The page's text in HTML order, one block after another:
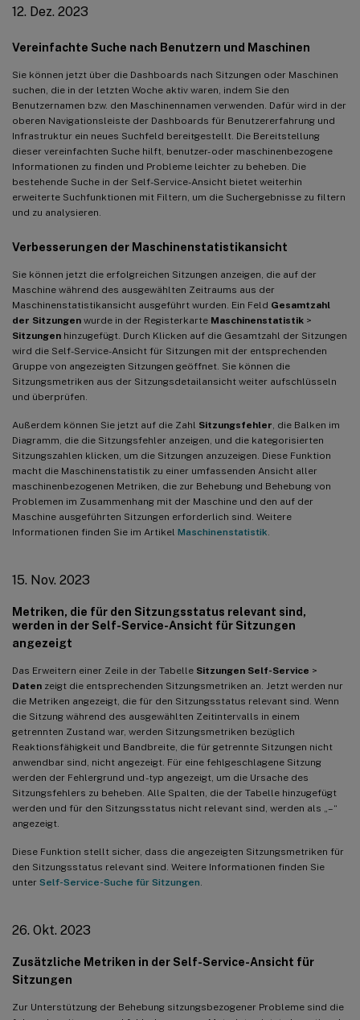
12. Dez. 2023
Vereinfachte Suche nach Benutzern und Maschinen
Sie können jetzt über die Dashboards nach Sitzungen oder Maschinen
suchen, die in der letzten Woche aktiv waren, indem Sie den
Benutzernamen bzw. den Maschinennamen verwenden. Dafür wird in der
oberen Navigationsleiste der Dashboards für Benutzererfahrung und
Infrastruktur ein neues Suchfeld bereitgestellt. Die Bereitstellung
dieser vereinfachten Suche hilft, benutzer- oder maschinenbezogene
Informationen zu finden und Probleme leichter zu beheben. Die
bestehende Suche in der Self-Service-Ansicht bietet weiterhin
erweiterte Suchfunktionen mit Filtern, um die Suchergebnisse zu filtern
und zu analysieren.
Verbesserungen der Maschinenstatistikansicht
Sie können jetzt die erfolgreichen Sitzungen anzeigen, die auf der
Maschine während des ausgewählten Zeitraums aus der
Maschinenstatistikansicht ausgeführt wurden. Ein Feld Gesamtzahl
der Sitzungen wurde in der Registerkarte Maschinenstatistik >
Sitzungen hinzugefügt. Durch Klicken auf die Gesamtzahl der Sitzungen
wird die Self-Service-Ansicht für Sitzungen mit der entsprechenden
Gruppe von angezeigten Sitzungen geöffnet. Sie können die
Sitzungsmetriken aus der Sitzungsdetailansicht weiter aufschlüsseln
und überprüfen.
Außerdem können Sie jetzt auf die Zahl Sitzungsfehler , die Balken im
Diagramm, die die Sitzungsfehler anzeigen, und die kategorisierten
Sitzungszahlen klicken, um die Sitzungen anzuzeigen. Diese Funktion
macht die Maschinenstatistik zu einer umfassenden Ansicht aller
maschinenbezogenen Metriken, die zur Behebung und Behebung von
Problemen im Zusammenhang mit der Maschine und den auf der
Maschine ausgeführten Sitzungen erforderlich sind. Weitere
Informationen finden Sie im Artikel Maschinenstatistik
15. Nov. 2023
Metriken, die für den Sitzungsstatus relevant sind,
werden in der Self-Service-Ansicht für Sitzungen
angezeigt
Das Erweitern einer Zeile in der Tabelle Sitzungen Self-Service >
Daten zeigt die entsprechenden Sitzungsmetriken an. Jetzt werden nur
die Metriken angezeigt, die für den Sitzungsstatus relevant sind. Wenn
die Sitzung während des ausgewählten Zeitintervalls in einem
getrennten Zustand war, werden Sitzungsmetriken bezüglich
Reaktionsfähigkeit und Bandbreite, die für getrennte Sitzungen nicht
anwendbar sind, nicht angezeigt. Für eine fehlgeschlagene Sitzung
werden der Fehlergrund und -typ angezeigt, um die Ursache des
Sitzungsfehlers zu beheben. Alle Spalten, die der Tabelle hinzugefügt
werden und für den Sitzungsstatus nicht relevant sind, werden als „–“
angezeigt.
Diese Funktion stellt sicher, dass die angezeigten Sitzungsmetriken für
den Sitzungsstatus relevant sind. Weitere Informationen finden Sie
unter Self-Service-Suche für Sitzungen
26. Okt. 2023
Zusätzliche Metriken in der Self-Service-Ansicht für
Sitzungen
Zur Unterstützung der Behebung sitzungsbezogener Probleme sind die
18. Nov. 2022
Bereitstellungstyp
13. Okt. 2022
WEM-Integritätsprüfung
11. Okt. 2022
Verbesserungen der Prozesssichtbarkeit
Baseline-Insights
Webhook-Unterstützung für Warnungsbenachrichtigungen
07. Sep. 2022
Exportlimit im CSV-Export erhöht
05. Aug. 2022
29. Juli 2022
18. Juli 2022
Maschinenzustände
Citrix Analytics Service (CAS) Onboarding Assistant
Gründe, warum Benutzer oder Sitzungen nicht kategorisiert
werden
Benutzer- und Sitzungsklassifizierung in Prozent
28. Apr. 2022
Warnungen bei anomaler Latenz
Performance Analytics-spezifische benutzerdefinierte
Zugriffsrollen
14. Apr. 2022
Zombie-Insights und Warnungen
14. Apr. 2022
Aufschlüsselung der eindeutigen Benutzer- und Sitzungszahlen
Verbesserungen des Infrastruktur-Dashboards
Endpunkt-Netzwerkstatistiken
Sichtbarkeit von Connection-Lease-Sitzungen
21. Feb. 2022